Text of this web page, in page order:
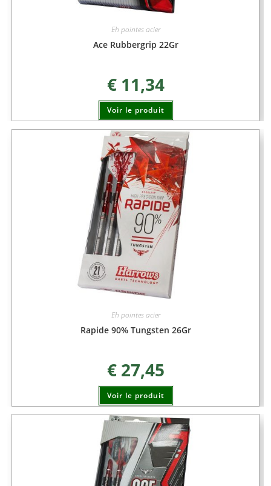
Eh pointes acier
Ace Rubbergrip 22Gr
€11,34
Voir le produit
Eh pointes acier
Rapide 90% Tungsten 26Gr
€27,45
Voir le produit